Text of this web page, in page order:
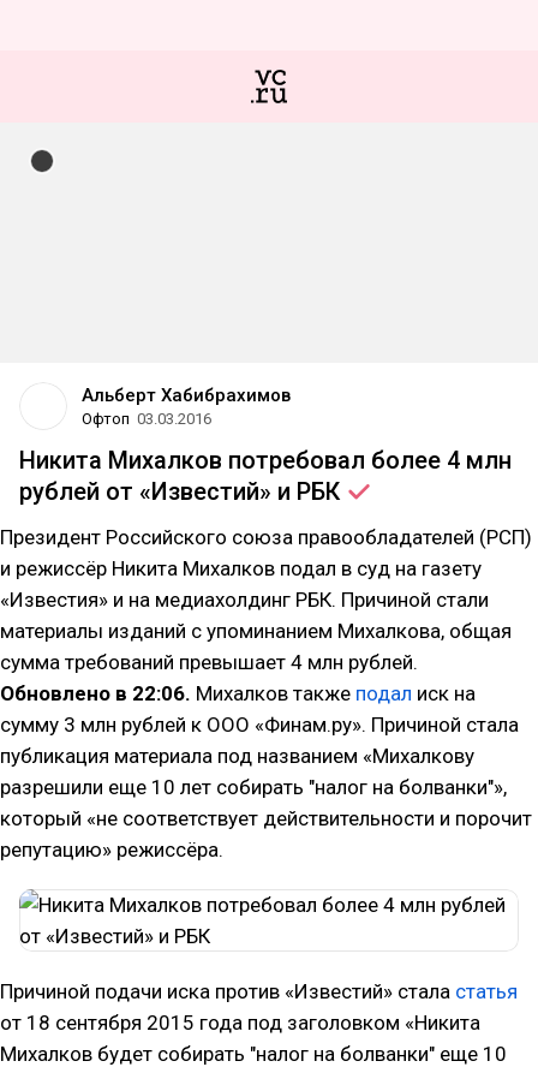
Альберт Хабибрахимов
Офтоп 03.03.2016
Никита Михалков потребовал более 4 млн
рублей от «Известий» и РБК
Президент Российского союза правообладателей (РСП)
и режиссёр Никита Михалков подал в суд на газету
«Известия» и на медиахолдинг РБК. Причиной стали
материалы изданий с упоминанием Михалкова, общая
сумма требований превышает 4 млн рублей.
Обновлено в 22:06. Михалков также подал иск на
сумму 3 млн рублей к ООО «Финам.ру». Причиной стала
публикация материала под названием «Михалкову
разрешили еще 10 лет собирать "налог на болванки"»,
который «не соответствует действительности и порочит
репутацию» режиссёра.
Причиной подачи иска против «Известий» стала статья
от 18 сентября 2015 года под заголовком «Никита
Михалков будет собирать "налог на болванки" еще 10